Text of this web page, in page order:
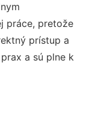
práce, pretože
prístup a
a sú plne k